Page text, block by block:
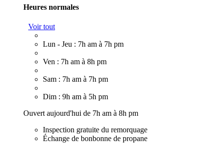
Heures normales
Voir tout
Lun - Jeu : 7h am à 7h pm
Ven : 7h am à 8h pm
Sam : 7h am à 7h pm
Dim : 9h am à 5h pm
Ouvert aujourd'hui de 7h am à 8h pm
Inspection gratuite du remorquage
Échange de bonbonne de propane